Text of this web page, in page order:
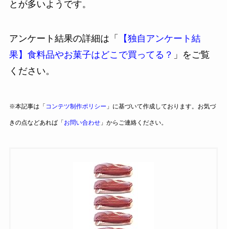
とが多いようです。
アンケート結果の詳細は「
【独自アンケート結
果】食料品やお菓子はどこで買ってる？ 」をご覧
ください。
※本記事は「 コンテツ制作ポリシー 」に基づいて作成しております。お気づ
きの点などあれば「お問い合わせ」からご連絡ください。